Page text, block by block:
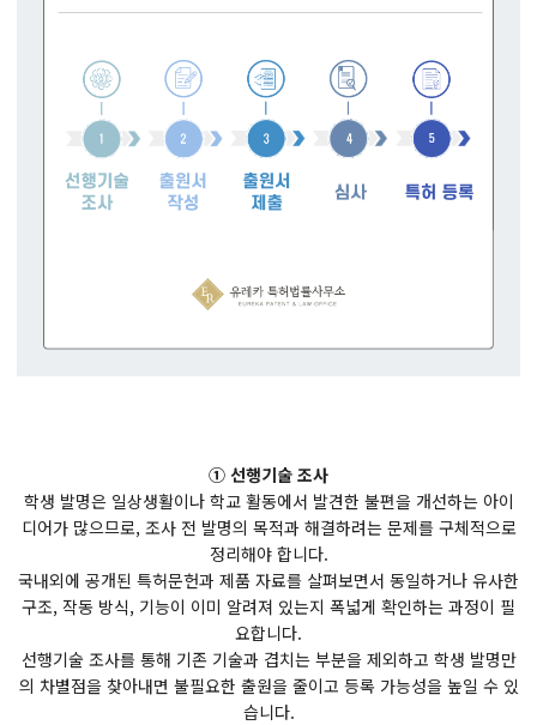
① 선행기술 조사
학생 발명은 일상생활이나 학교 활동에서 발견한 불편을 개선하는 아이
디어가 많으므로, 조사 전 발명의 목적과 해결하려는 문제를 구체적으로
정리해야 합니다.
국내외에 공개된 특허문헌과 제품 자료를 살펴보면서 동일하거나 유사한
구조, 작동 방식, 기능이 이미 알려져 있는지 폭넓게 확인하는 과정이 필
요합니다.
선행기술 조사를 통해 기존 기술과 겹치는 부분을 제외하고 학생 발명만
의 차별점을 찾아내면 불필요한 출원을 줄이고 등록 가능성을 높일 수 있
습니다.